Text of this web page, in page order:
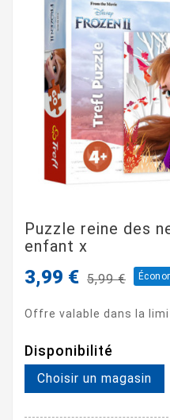
Puzzle reine des
enfant x
3,99 € 5,99 €
Offre valable dans la
Disponibilité
Choisir un magasin